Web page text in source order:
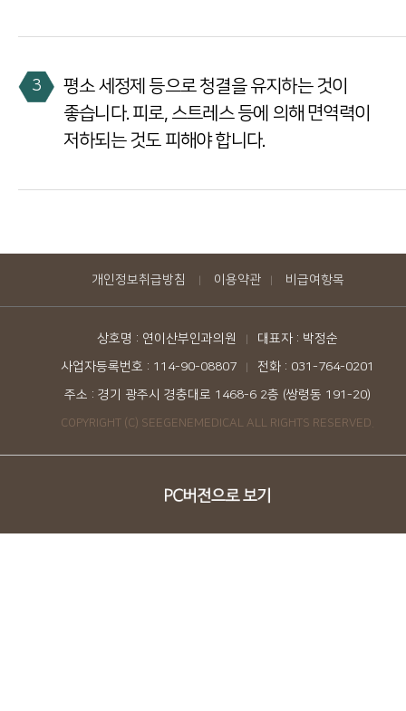
3
평소 세정제 등으로 청결을 유지하는 것이
좋습니다. 피로, 스트레스 등에 의해 면역력이
저하되는 것도 피해야 합니다.
개인정보취급방침 | 이용약관 | 비급여항목
상호명 : 연이산부인과의원 |
대표자 : 박정순
사업자등록번호 : 114-90-08807
|
전화 : 031-764-0201
주소 : 경기 광주시 경충대로 1468-6 2층 (쌍령동 191-20)
COPYRIGHT (C) SEEGENEMEDICAL ALL RIGHTS RESERVED.